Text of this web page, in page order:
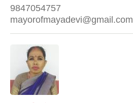
9847054757
mayorofmayadevi@gmail.com